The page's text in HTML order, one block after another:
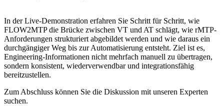
In der Live-Demonstration erfahren Sie Schritt für Schritt, wie
FLOW2MTP die Brücke zwischen VT und AT schlägt, wie rMTP-
Anforderungen strukturiert abgebildet werden und wie daraus ein
durchgängiger Weg bis zur Automatisierung entsteht. Ziel ist es,
Engineering-Informationen nicht mehrfach manuell zu übertragen,
sondern konsistent, wiederverwendbar und integrationsfähig
bereitzustellen.
Zum Abschluss können Sie die Diskussion mit unseren Experten
suchen.